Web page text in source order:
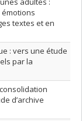
émotions
textes et en
: vers une étude
par la
d’archive